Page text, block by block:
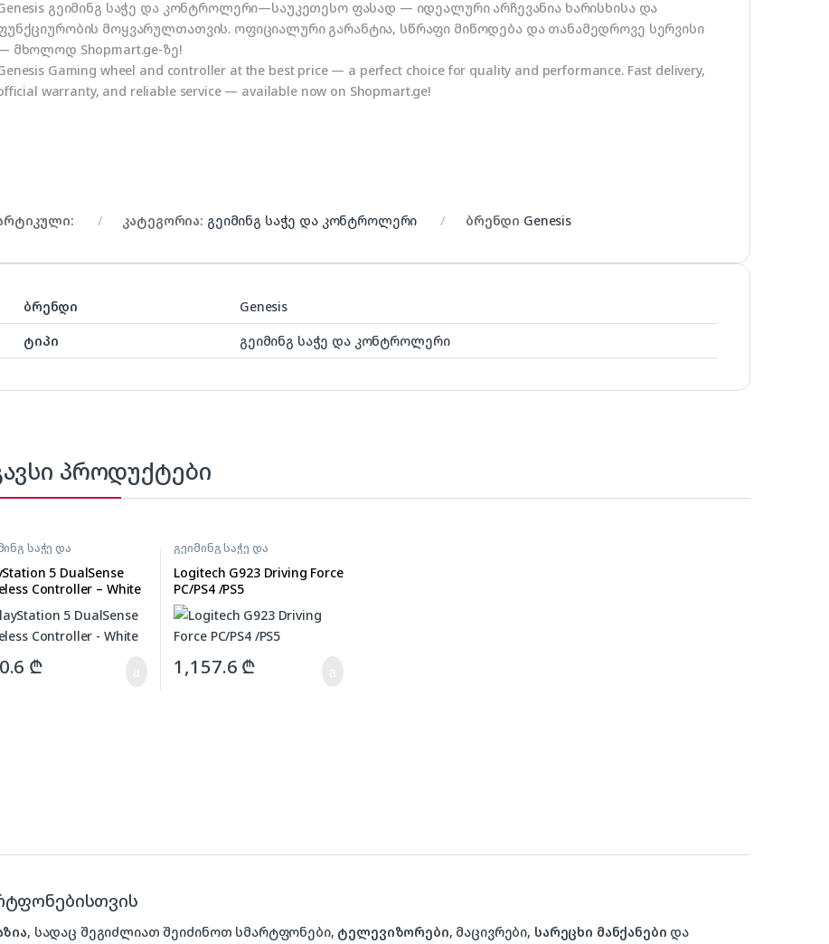
გეიმინგ საჭე და კონტროლერი—საუკეთესო ფასად — იდეალური არჩევანია ხარისხისა და
მოყვარულთათვის. ოფიციალური გარანტია, სწრაფი მიწოდება და თანამედროვე სერვისი
მხოლოდ Shopmart.ge-ზე!
Gaming wheel and controller at the best price — a perfect choice for quality and performance. Fast delivery,
warranty, and reliable service — available now on Shopmart.ge!
კატეგორია: გეიმინგ საჭე და კონტროლერი ბრენდი Genesis
ბრენდი
Genesis
ტიპი
გეიმინგ საჭე და კონტროლერი
პროდუქტები
საჭე და
5 DualSense
Controller – White
₾
გეიმინგ საჭე და
კონტროლერი
Logitech G923 Driving Force
PC/PS4 /PS5
1,157.6 ₾
, სადაც შეგიძლიათ შეიძინოთ სმარტფონები, ტელევიზორები, მაცივრები, სარეცხი მანქანები და